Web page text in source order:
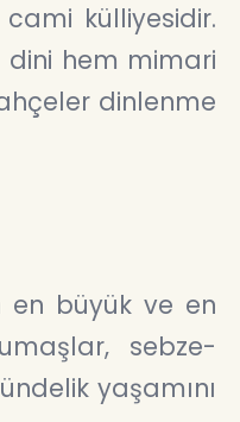
külliyesidir.
dini hem mimari
dinlenme
en büyük ve en
sebze-
yaşamını